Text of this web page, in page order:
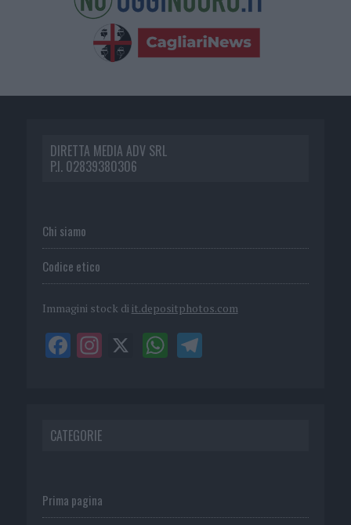
DIRETTA MEDIA ADV SRL
P.I. 02839380306
Chi siamo
Codice etico
Immagini stock di it.depositphotos.com
CATEGORIE
Prima pagina